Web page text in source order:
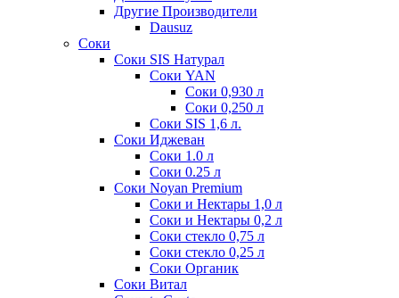
Другие Производители
Dausuz
Соки
Соки SIS Натурал
Соки YAN
Соки 0,930 л
Соки 0,250 л
Соки SIS 1,6 л.
Соки Иджеван
Соки 1.0 л
Соки 0.25 л
Соки Noyan Premium
Соки и Нектары 1,0 л
Соки и Нектары 0,2 л
Соки стекло 0,75 л
Соки стекло 0,25 л
Соки Органик
Соки Витал